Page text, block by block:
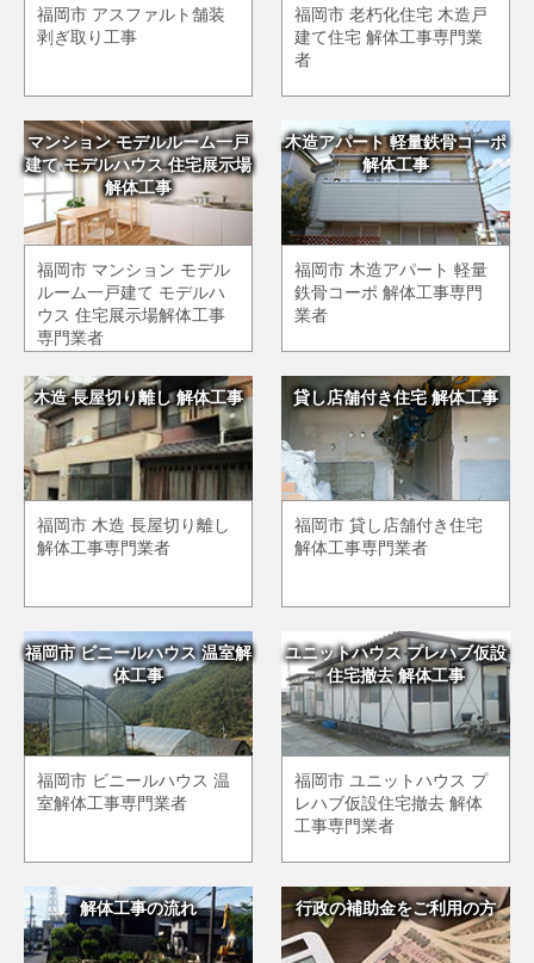
福岡市 アスファルト舗装
剥ぎ取り工事
福岡市 老朽化住宅 木造戸
建て住宅 解体工事専門業
者
マンション モデルルーム一戸
建て モデルハウス 住宅展示場
解体工事
福岡市 マンション モデル
ルーム一戸建て モデルハ
ウス 住宅展示場解体工事
専門業者
木造アパート 軽量鉄骨コーポ
解体工事
福岡市 木造アパート 軽量
鉄骨コーポ 解体工事専門
業者
木造 長屋切り離し 解体工事
福岡市 木造 長屋切り離し
解体工事専門業者
貸し店舗付き住宅 解体工事
福岡市 貸し店舗付き住宅
解体工事専門業者
福岡市 ビニールハウス 温室解
体工事
福岡市 ビニールハウス 温
室解体工事専門業者
ユニットハウス プレハブ仮設
住宅撤去 解体工事
福岡市 ユニットハウス プ
レハブ仮設住宅撤去 解体
工事専門業者
解体工事の流れ 行政の補助金をご利用の方